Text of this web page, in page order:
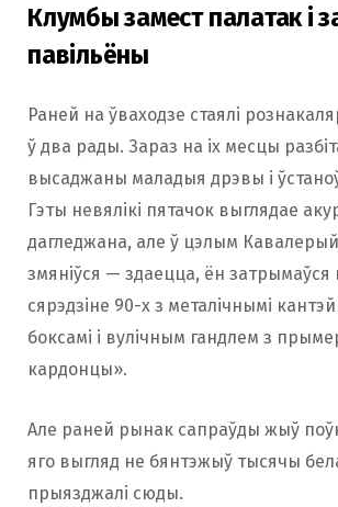
Клумбы замест палатак і
павільёны
Раней на ўваходзе стаялі
ў два рады. Зараз на іх месцы
высаджаны маладыя дрэвы і
Гэты невялікі пятачок выглядае
дагледжана, але ў цэлым
змяніўся — здаецца, ён затрымаўся
сярэдзіне 90-х з металічнымі
боксамі і вулічным гандлем з
кардонцы».
Але раней рынак сапраўды жыў
яго выгляд не бянтэжыў тысячы
прыязджалі сюды.